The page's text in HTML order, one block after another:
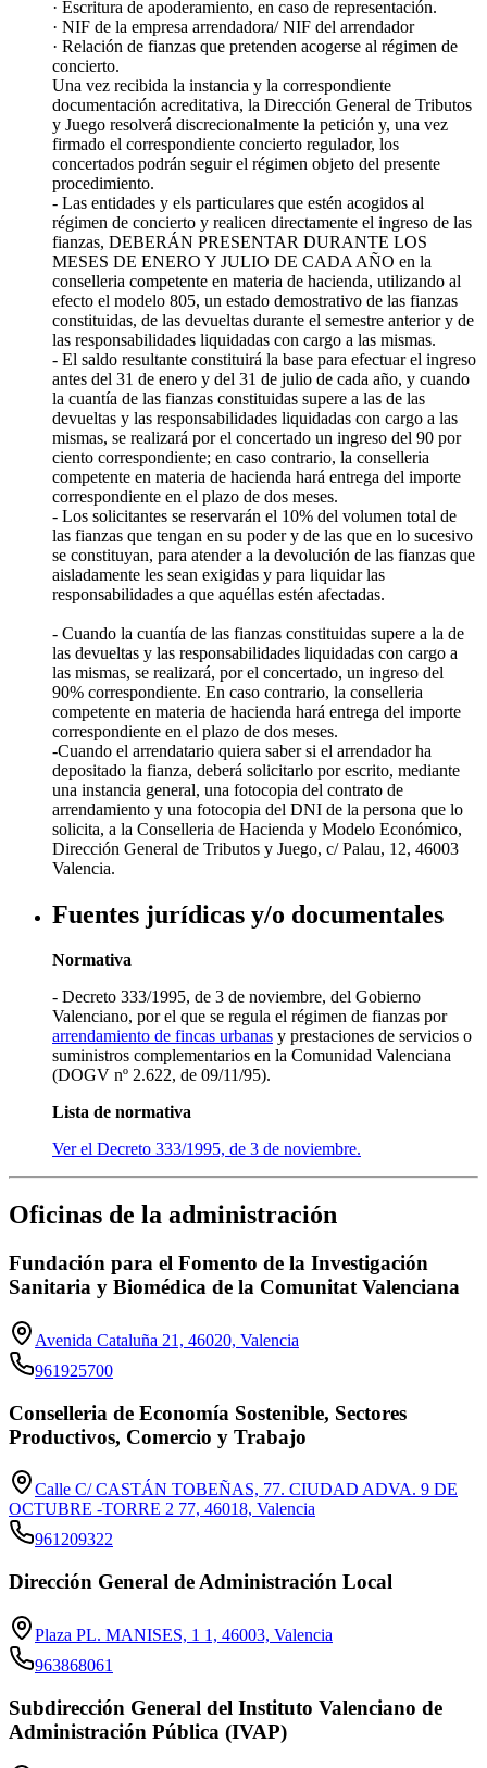
· Escritura de apoderamiento, en caso de representación.
· NIF de la empresa arrendadora/ NIF del arrendador
· Relación de fianzas que pretenden acogerse al régimen de
concierto.
Una vez recibida la instancia y la correspondiente
documentación acreditativa, la Dirección General de Tributos
y Juego resolverá discrecionalmente la petición y, una vez
firmado el correspondiente concierto regulador, los
concertados podrán seguir el régimen objeto del presente
procedimiento.
- Las entidades y els particulares que estén acogidos al
régimen de concierto y realicen directamente el ingreso de las
fianzas, DEBERÁN PRESENTAR DURANTE LOS
MESES DE ENERO Y JULIO DE CADA AÑO en la
conselleria competente en materia de hacienda, utilizando al
efecto el modelo 805, un estado demostrativo de las fianzas
constituidas, de las devueltas durante el semestre anterior y de
las responsabilidades liquidadas con cargo a las mismas.
- El saldo resultante constituirá la base para efectuar el ingreso
antes del 31 de enero y del 31 de julio de cada año, y cuando
la cuantía de las fianzas constituidas supere a las de las
devueltas y las responsabilidades liquidadas con cargo a las
mismas, se realizará por el concertado un ingreso del 90 por
ciento correspondiente; en caso contrario, la conselleria
competente en materia de hacienda hará entrega del importe
correspondiente en el plazo de dos meses.
- Los solicitantes se reservarán el 10% del volumen total de
las fianzas que tengan en su poder y de las que en lo sucesivo
se constituyan, para atender a la devolución de las fianzas que
aisladamente les sean exigidas y para liquidar las
responsabilidades a que aquéllas estén afectadas.
- Cuando la cuantía de las fianzas constituidas supere a la de
las devueltas y las responsabilidades liquidadas con cargo a
las mismas, se realizará, por el concertado, un ingreso del
90% correspondiente. En caso contrario, la conselleria
competente en materia de hacienda hará entrega del importe
correspondiente en el plazo de dos meses.
-Cuando el arrendatario quiera saber si el arrendador ha
depositado la fianza, deberá solicitarlo por escrito, mediante
una instancia general, una fotocopia del contrato de
arrendamiento y una fotocopia del DNI de la persona que lo
solicita, a la Conselleria de Hacienda y Modelo Económico,
Dirección General de Tributos y Juego, c/ Palau, 12, 46003
Valencia.
Fuentes jurídicas y/o documentales
Normativa
- Decreto 333/1995, de 3 de noviembre, del Gobierno
Valenciano, por el que se regula el régimen de fianzas por
arrendamiento de fincas urbanas y prestaciones de servicios o
suministros complementarios en la Comunidad Valenciana
(DOGV nº 2.622, de 09/11/95).
Lista de normativa
Ver el Decreto 333/1995, de 3 de noviembre.
Oficinas de la administración
Fundación para el Fomento de la Investigación
Sanitaria y Biomédica de la Comunitat Valenciana
Avenida Cataluña 21, 46020, Valencia
961925700
Conselleria de Economía Sostenible, Sectores
Productivos, Comercio y Trabajo
Calle C/ CASTÁN TOBEÑAS, 77. CIUDAD ADVA. 9 DE
OCTUBRE -TORRE 2 77, 46018, Valencia
961209322
Dirección General de Administración Local
Plaza PL. MANISES, 1 1, 46003, Valencia
963868061
Subdirección General del Instituto Valenciano de
Administración Pública (IVAP)